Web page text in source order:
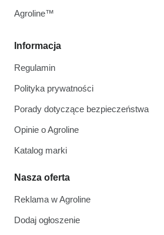
Informacja
Regulamin
Polityka prywatności
Porady dotyczące bezpieczeństwa
Opinie o Agroline
Katalog marki
Nasza oferta
Reklama w Agroline
Dodaj ogłoszenie
Agroline™